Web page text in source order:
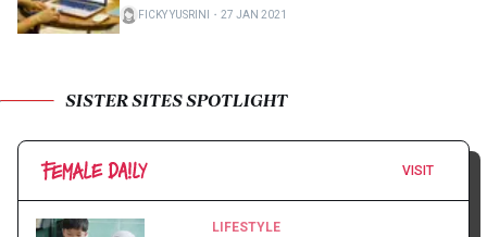
FICKY YUSRINI ・ 27 JAN 2021
SISTER SITES SPOTLIGHT
VISIT
LIFESTYLE